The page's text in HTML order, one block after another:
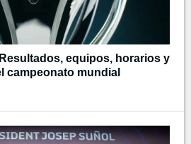
equipos, horarios y
campeonato mundial